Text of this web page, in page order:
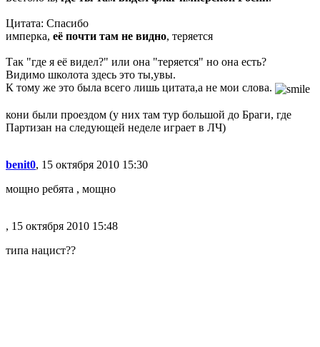
Цитата: Спасибо
имперка, её почти там не видно, теряется
Так "где я её видел?" или она "теряется" но она есть?
Видимо школота здесь это ты,увы.
К тому же это была всего лишь цитата,а не мои слова.
кони были проездом (у них там тур большой до Браги, где
Партизан на следующей неделе играет в ЛЧ)
benit0, 15 октября 2010 15:30
мощно ребята , мощно
, 15 октября 2010 15:48
типа нацист??